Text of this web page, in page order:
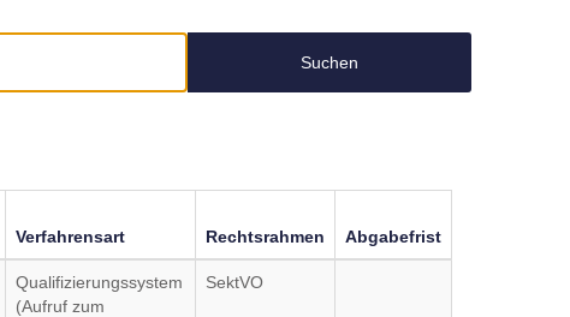
Suchen
Verfahrensart Rechtsrahmen Abgabefrist
Qualifizierungssystem
(Aufruf zum
SektVO